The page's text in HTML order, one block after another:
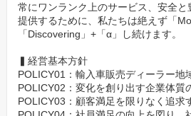
常にワンランク上のサービス、安全
提供するために、私たちは絶えず「
「Discovering」+「α」し続けます。
▍経営基本方針
POLICY01：輸入車販売ディーラー地
POLICY02：変化を創り出す企業体質
POLICY03：顧客満足を限りなく追求